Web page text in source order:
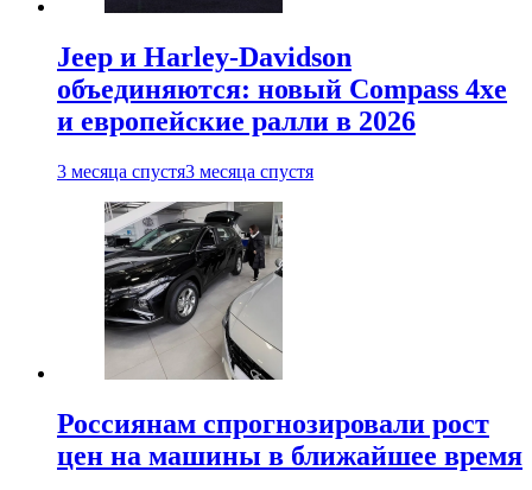
Jeep и Harley-Davidson
объединяются: новый Compass 4xe
и европейские ралли в 2026
3 месяца спустя3 месяца спустя
Россиянам спрогнозировали рост
цен на машины в ближайшее время